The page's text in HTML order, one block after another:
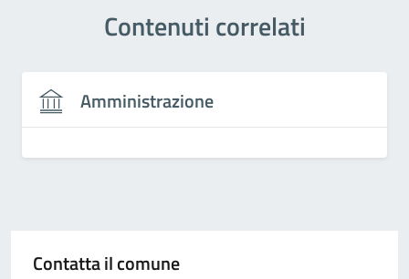
Contenuti correlati
Amministrazione
Contatta il comune